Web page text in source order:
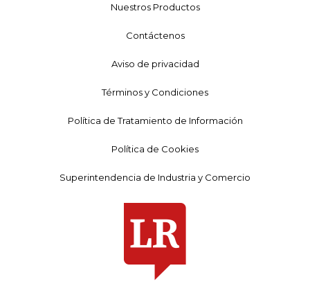
Nuestros Productos
Contáctenos
Aviso de privacidad
Términos y Condiciones
Política de Tratamiento de Información
Política de Cookies
Superintendencia de Industria y Comercio